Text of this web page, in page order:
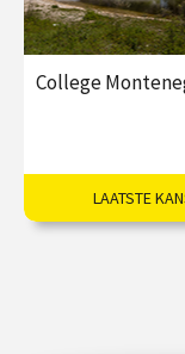
College
Balkanoloog Ruud
over de roerige
en natuurlijke
LAATSTE